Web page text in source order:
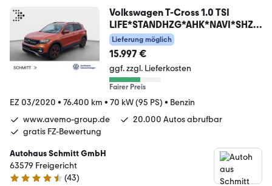
Volkswagen T-Cross 1.0 TSI
LIFE*STANDHZG*AHK*NAVI*SHZ*
KLIMA
Lieferung möglich
15.997 €
ggf. zzgl. Lieferkosten
Fairer Preis
EZ 03/2020 • 76.400 km • 70 kW (95 PS) • Benzin
www.avemo-group.de
20.000 Autos abrufbar
gratis FZ-Bewertung
Autohaus Schmitt GmbH
63579 Freigericht
4.7 Sterne
(43)